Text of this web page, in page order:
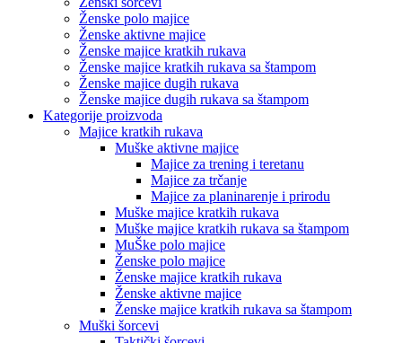
Ženske polo majice
Ženske aktivne majice
Ženske majice kratkih rukava
Ženske majice kratkih rukava sa štampom
Ženske majice dugih rukava
Ženske majice dugih rukava sa štampom
Kategorije proizvoda
Majice kratkih rukava
Muške aktivne majice
Majice za trening i teretanu
Majice za trčanje
Majice za planinarenje i prirodu
Muške majice kratkih rukava
Muške majice kratkih rukava sa štampom
MuŠke polo majice
Ženske polo majice
Ženske majice kratkih rukava
Ženske aktivne majice
Ženske majice kratkih rukava sa štampom
Muški šorcevi